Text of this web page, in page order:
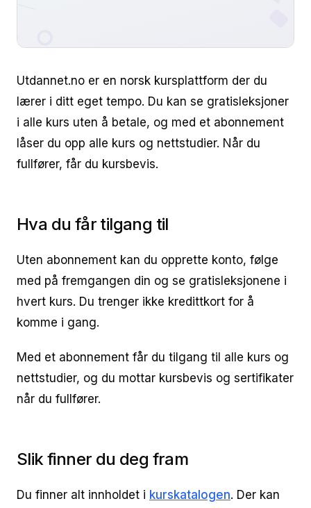
Utdannet.no er en norsk kursplattform der du
lærer i ditt eget tempo. Du kan se gratisleksjoner
i alle kurs uten å betale, og med et abonnement
låser du opp alle kurs og nettstudier. Når du
fullfører, får du kursbevis.
Hva du får tilgang til
Uten abonnement kan du opprette konto, følge
med på fremgangen din og se gratisleksjonene i
hvert kurs. Du trenger ikke kredittkort for å
komme i gang.
Med et abonnement får du tilgang til alle kurs og
nettstudier, og du mottar kursbevis og sertifikater
når du fullfører.
Slik finner du deg fram
Du finner alt innholdet i kurskatalogen. Der kan